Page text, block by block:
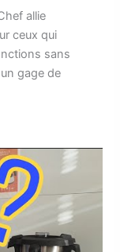
allie
ceux qui
sans
gage de